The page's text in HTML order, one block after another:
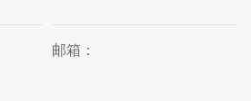
邮箱：